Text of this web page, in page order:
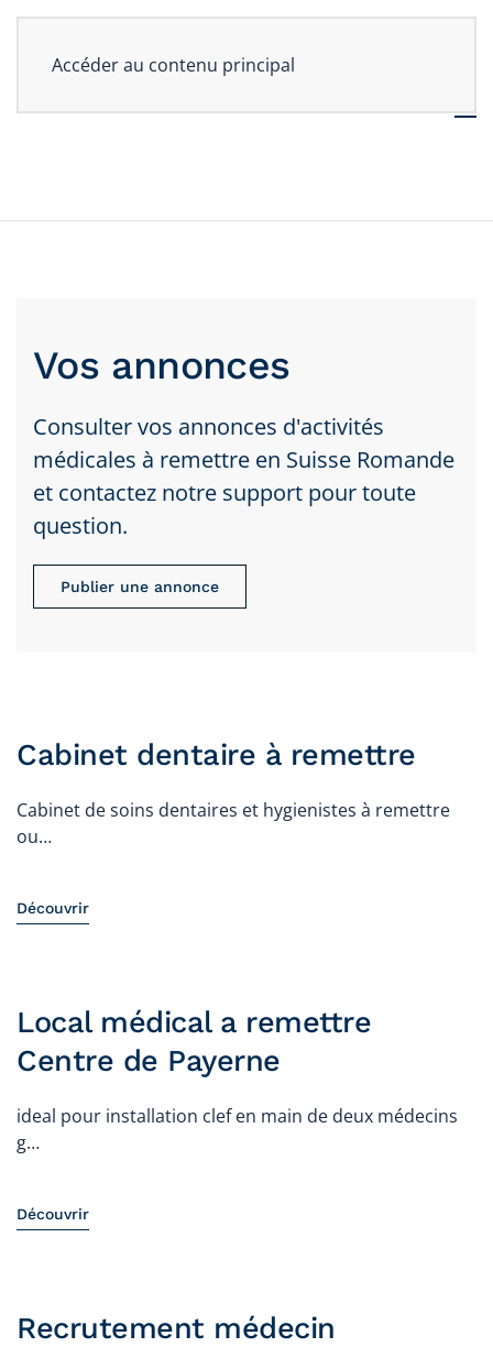
Accéder au contenu principal
Vos annonces
Consulter vos annonces d'activités
médicales à remettre en Suisse Romande
et contactez notre support pour toute
question.
Publier une annonce
Cabinet dentaire à remettre
Cabinet de soins dentaires et hygienistes à remettre
ou…
Découvrir
Local médical a remettre
Centre de Payerne
ideal pour installation clef en main de deux médecins
g…
Découvrir
Recrutement médecin